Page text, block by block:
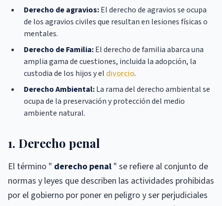
Derecho de agravios:El derecho de agravios se ocupa
de los agravios civiles que resultan en lesiones físicas o
mentales.
Derecho de Familia:El derecho de familia abarca una
amplia gama de cuestiones, incluida la adopción, la
custodia de los hijos y el divorcio.
Derecho Ambiental:La rama del derecho ambiental se
ocupa de la preservación y protección del medio
ambiente natural.
1. Derecho penal
El término " derecho penal " se refiere al conjunto de
normas y leyes que describen las actividades prohibidas
por el gobierno por poner en peligro y ser perjudiciales